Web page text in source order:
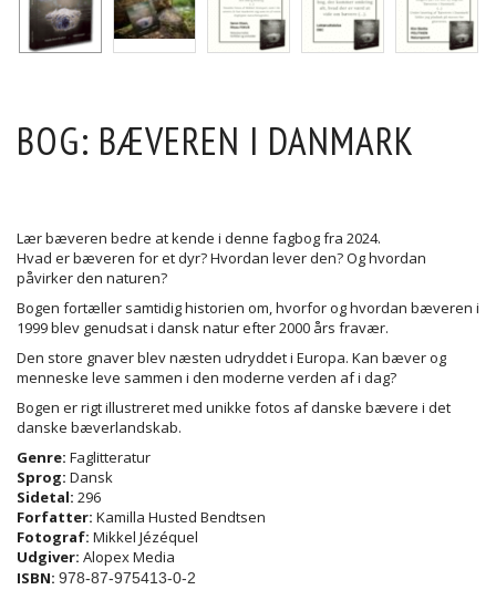
BOG: BÆVEREN I DANMARK
Lær bæveren bedre at kende i denne fagbog fra 2024.
Hvad er bæveren for et dyr? Hvordan lever den? Og hvordan
påvirker den naturen?
Bogen fortæller samtidig historien om, hvorfor og hvordan bæveren i
1999 blev genudsat i dansk natur efter 2000 års fravær.
Den store gnaver blev næsten udryddet i Europa. Kan bæver og
menneske leve sammen i den moderne verden af i dag?
Bogen er rigt illustreret med unikke fotos af danske bævere i det
danske bæverlandskab.
Genre: Faglitteratur
Sprog: Dansk
Sidetal: 296
Forfatter: Kamilla Husted Bendtsen
Fotograf: Mikkel Jézéquel
Udgiver: Alopex Media
ISBN: 978-87-975413-0-2